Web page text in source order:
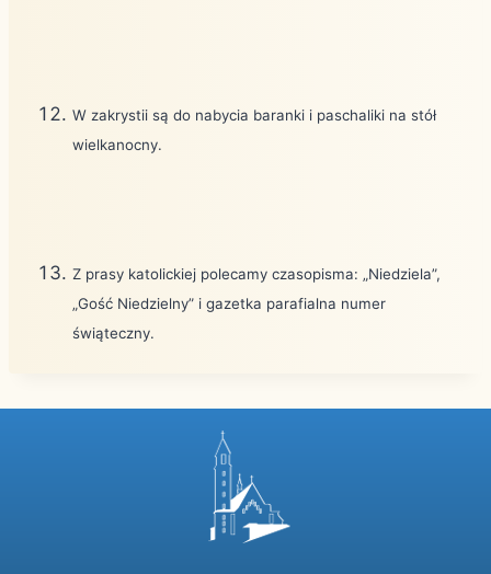
W zakrystii są do nabycia baranki i paschaliki na stół
wielkanocny.
Z prasy katolickiej polecamy czasopisma: „Niedziela”,
„Gość Niedzielny” i gazetka parafialna numer
świąteczny.